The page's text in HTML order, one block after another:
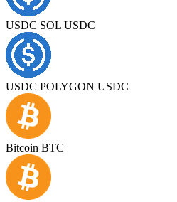
USDC SOL USDC
USDC POLYGON USDC
Bitcoin BTC